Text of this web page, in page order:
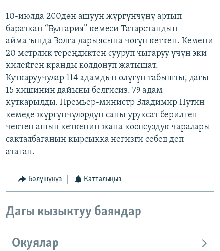
10-июлда 200дөн ашуун жүргүнчүнү артып
бараткан “Булгария” кемеси Татарстандын
аймагында Волга дарыясына чөгүп кеткен. Кемени
20 метрлик тереңдиктен сууруп чыгаруу үчүн эки
килейген кранды колдонуп жатышат.
Куткаруучулар 114 адамдын өлүгүн табышты, дагы
15 кишинин дайыны белгисиз. 79 адам
куткарылды. Премьер-министр Владимир Путин
кемеде жүргүнчүлөрдүн саны уруксат берилген
чектен ашып кеткенин жана коопсуздук чаралары
сакталбаганын кырсыкка негизги себеп деп
атаган.
Бөлүшүңүз Катталыңыз
Дагы кызыктуу баяндар
Окуялар